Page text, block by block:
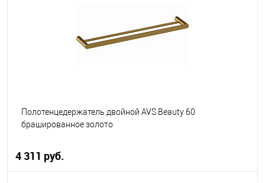
В наличии
Полотенцедержатель двойной AVS Beauty 60
брашированное золото
4 311 руб.